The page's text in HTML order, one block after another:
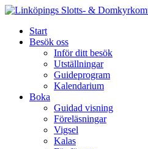
Start
Besök oss
Inför ditt besök
Utställningar
Guideprogram
Kalendarium
Boka
Guidad visning
Föreläsningar
Vigsel
Kalas